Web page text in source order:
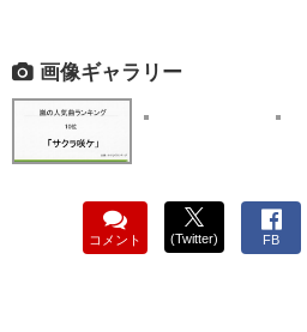
画像ギャラリー
コメント (Twitter) FB